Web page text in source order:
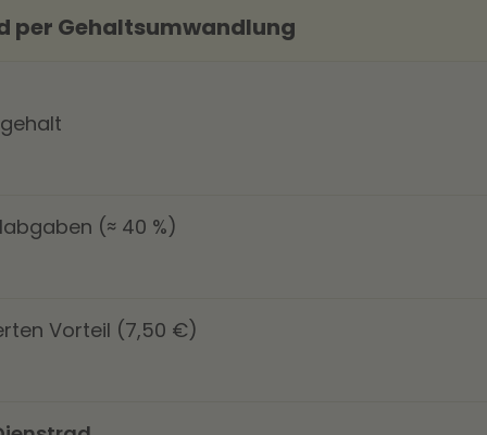
per Gehaltsumwandlung
(≈ 40 %)
Vorteil (7,50 €)